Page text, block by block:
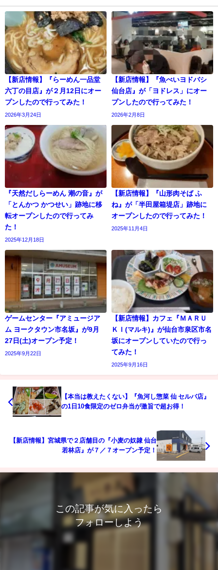
【新店情報】『らーめん一品堂
六丁の目店』が２月12日にオー
プンしたので行ってみた！
2026年3月24日
【新店情報】『魚べいヨドバシ
仙台店』が「ヨドレス」にオー
プンしたので行ってみた！
2026年2月8日
『天然だしらーめん 潮の音』が
「とんかつ かつせい」跡地に移
転オープンしたので行ってみ
た！
2025年12月18日
【新店情報】『山形肉そば ふ
ね』が「半田屋箱堤店」跡地に
オープンしたので行ってみた！
2025年11月4日
ゲームセンター『アミュージア
ム ヨークタウン市名坂』が9月
27日(土)オープン予定！
2025年9月22日
【新店情報】カフェ『ＭＡＲＵ
ＫＩ(マルキ)』が仙台市泉区市名
坂にオープンしていたので行っ
てみた！
2025年9月16日
【本当は教えたくない】『魚河し惣菜 仙 セルバ店』
の1日10食限定のゼロ弁当が激旨で超お得！
【新店情報】宮城県で２店舗目の『小麦の奴隷 仙台
若林店』が７／７オープン予定！
この記事が気に入ったら
フォローしよう